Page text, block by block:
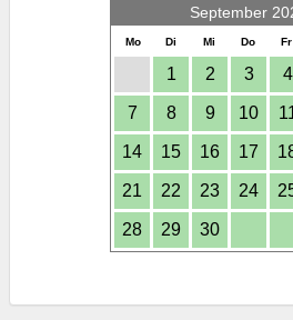
September
Mo Di Mi Do Fr
1 2 3 4
7 8 9 10
14 15 16 17
21 22 23 24
28 29 30